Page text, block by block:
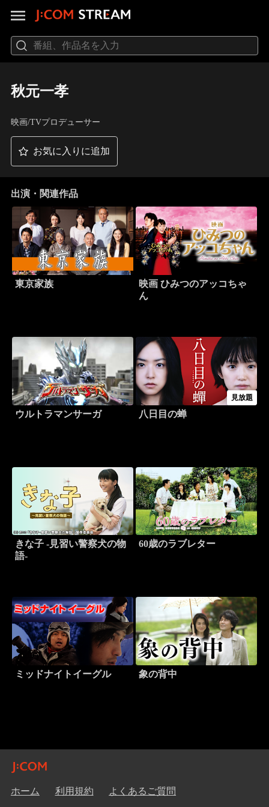
秋元一孝
映画/TVプロデューサー
お気に入りに追加
出演・関連作品
東京家族
映画 ひみつのアッコちゃ
ん
ウルトラマンサーガ
見放題
八日目の蝉
きな子 -見習い警察犬の物
語-
60歳のラブレター
ミッドナイトイーグル 象の背中
ホーム 利用規約 よくあるご質問